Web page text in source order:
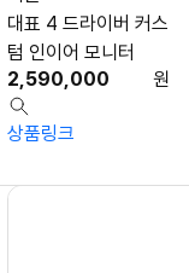
대표 4 드라이버 커스
텀 인이어 모니터
2,590,000
원
상품링크